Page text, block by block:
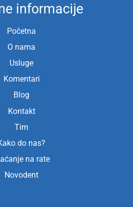
informacije
Početna
O nama
Usluge
Komentari
Blog
Kontakt
Tim
do nas?
na rate
Novodent